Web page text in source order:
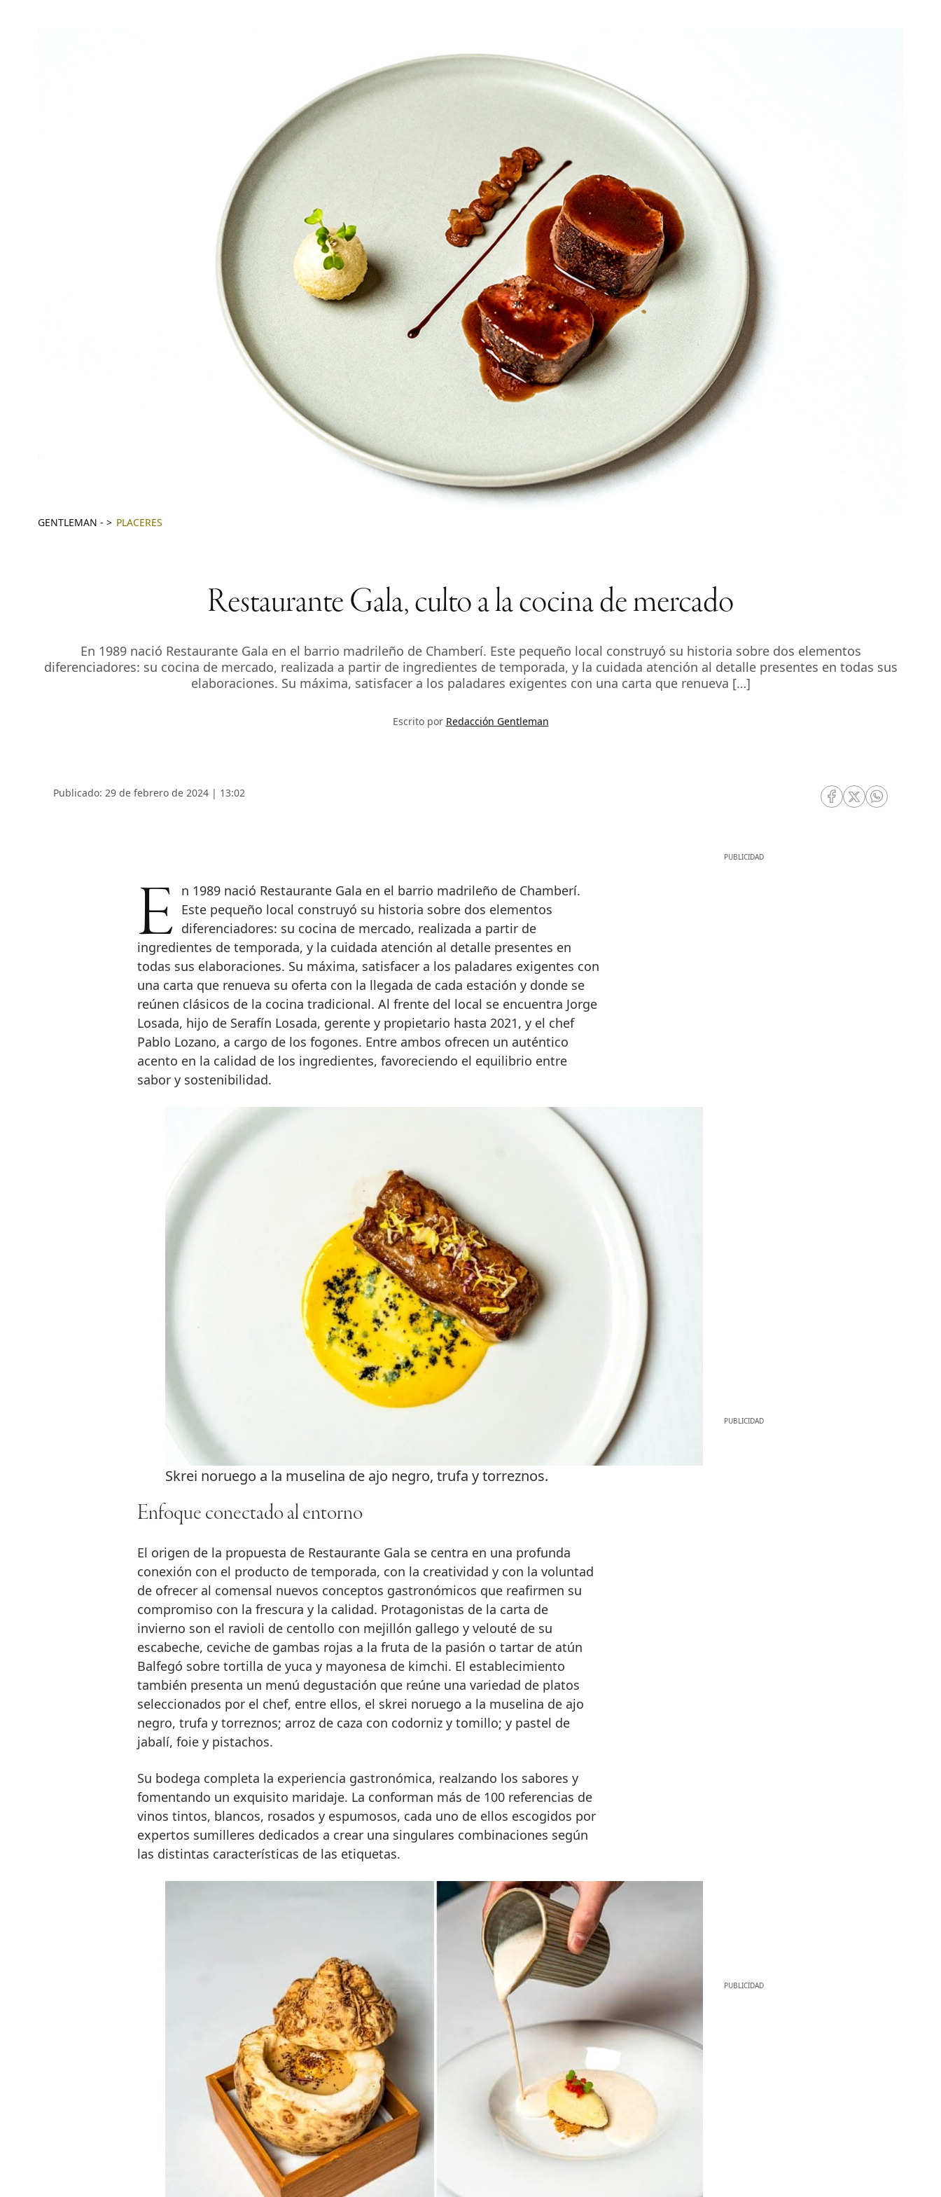
GENTLEMAN - PLACERES
Restaurante Gala, culto a la cocina de mercado
En 1989 nació Restaurante Gala en el barrio madrileño de Chamberí. Este pequeño local construyó su historia sobre dos elementos
diferenciadores: su cocina de mercado, realizada a partir de ingredientes de temporada, y la cuidada atención al detalle presentes en todas sus
elaboraciones. Su máxima, satisfacer a los paladares exigentes con una carta que renueva […]
Escrito por Redacción Gentleman
Publicado: 29 de febrero de 2024 | 13:02
RRSS Facebook
RRSS Twitter
RRSS
En 1989 nació Restaurante Gala en el barrio madrileño de Chamberí. Este pequeño local construyó su historia sobre dos elementos
diferenciadores: su cocina de mercado, realizada a partir de
ingredientes de temporada, y la cuidada atención al detalle presentes en
todas sus elaboraciones. Su máxima, satisfacer a los paladares exigentes con
una carta que renueva su oferta con la llegada de cada estación y donde se
reúnen clásicos de la cocina tradicional. Al frente del local se encuentra Jorge
Losada, hijo de Serafín Losada, gerente y propietario hasta 2021, y el chef
Pablo Lozano, a cargo de los fogones. Entre ambos ofrecen un auténtico
acento en la calidad de los ingredientes, favoreciendo el equilibrio entre
sabor y sostenibilidad.
Skrei noruego a la muselina de ajo negro, trufa y torreznos.
Enfoque conectado al entorno
El origen de la propuesta de Restaurante Gala se centra en una profunda
conexión con el producto de temporada, con la creatividad y con la voluntad
de ofrecer al comensal nuevos conceptos gastronómicos que reafirmen su
compromiso con la frescura y la calidad. Protagonistas de la carta de
invierno son el ravioli de centollo con mejillón gallego y velouté de su
escabeche, ceviche de gambas rojas a la fruta de la pasión o tartar de atún
Balfegó sobre tortilla de yuca y mayonesa de kimchi. El establecimiento
también presenta un menú degustación que reúne una variedad de platos
seleccionados por el chef, entre ellos, el skrei noruego a la muselina de ajo
negro, trufa y torreznos; arroz de caza con codorniz y tomillo; y pastel de
jabalí, foie y pistachos.
Su bodega completa la experiencia gastronómica, realzando los sabores y
fomentando un exquisito maridaje. La conforman más de 100 referencias de
vinos tintos, blancos, rosados y espumosos, cada uno de ellos escogidos por
expertos sumilleres dedicados a crear una singulares combinaciones según
las distintas características de las etiquetas.